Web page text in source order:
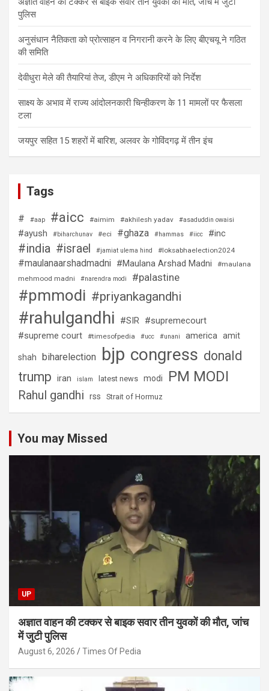
पुलिस
अनुसंधान नैतिकता को प्रोत्साहन व निगरानी करने के लिए बीएचयू ने गठित
की समिति
देवीधुरा मेले की तैयारियां तेज, डीएम ने अधिकारियों को निर्देश
साक्ष्य के अभाव में राज्य आंदोलनकारी चिन्हीकरण के 11 मामलों पर फैसला
टला
जयपुर सहित 15 शहरों में बारिश, अलवर के गोविंदगढ़ में तीन इंच
Tags
# #aap #aicc #aimim #akhilesh yadav #asaduddin owaisi
#ayush #biharchunav #eci #ghaza #hammas #iicc #inc
#india #israel #jamiat ulema hind #loksabhaelection2024
#maulanaarshadmadni #Maulana Arshad Madni
#maulana
mehmood madni
#narendra modi #palastine
#pmmodi #priyankagandhi
#rahulgandhi #SIR #supremecourt
#supreme court
#timesofpedia #ucc #unani america amit
shah biharelection bjp congress donald
trump iran islam latest news modi PM MODI
Rahul gandhi rss Strait of Hormuz
You may Missed
UP
अज्ञात वाहन की टक्कर से बाइक सवार तीन युवकों की मौत, जांच
में जुटी पुलिस
August 6, 2026 Times Of Pedia